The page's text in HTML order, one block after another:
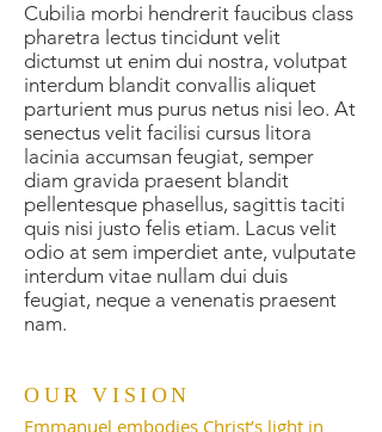
Cubilia morbi hendrerit faucibus class
pharetra lectus tincidunt velit
dictumst ut enim dui nostra, volutpat
interdum blandit convallis aliquet
parturient mus purus netus nisi leo. At
senectus velit facilisi cursus litora
lacinia accumsan feugiat, semper
diam gravida praesent blandit
pellentesque phasellus, sagittis taciti
quis nisi justo felis etiam. Lacus velit
odio at sem imperdiet ante, vulputate
interdum vitae nullam dui duis
feugiat, neque a venenatis praesent
nam.
OUR VISION
Emmanuel embodies Christ’s light in